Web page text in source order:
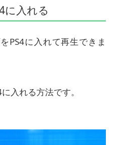
に入れる
PS4に入れて再生できま
入れる方法です。